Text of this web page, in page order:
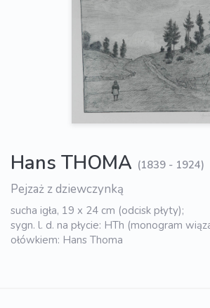
Hans THOMA (1839 - 1924)
Pejzaż z dziewczynką
sucha igła, 19 x 24 cm (odcisk płyty);
sygn. l. d. na płycie: HTh (monogram
ołówkiem: Hans Thoma